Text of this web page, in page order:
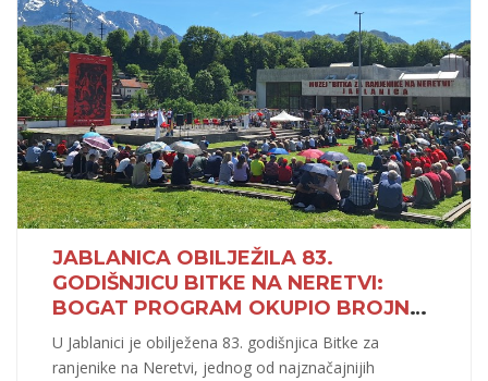
JABLANICA OBILJEŽILA 83.
GODIŠNJICU BITKE NA NERETVI:
BOGAT PROGRAM OKUPIO BROJNE
GRAĐANE I DELEGACIJE
U Jablanici je obilježena 83. godišnjica Bitke za
ranjenike na Neretvi, jednog od najznačajnijih